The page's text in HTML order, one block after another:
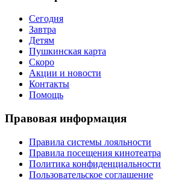
Сегодня
Завтра
Детям
Пушкинская карта
Скоро
Акции и новости
Контакты
Помощь
Правовая информация
Правила системы лояльности
Правила посещения кинотеатра
Политика конфиденциальности
Пользовательское соглашение